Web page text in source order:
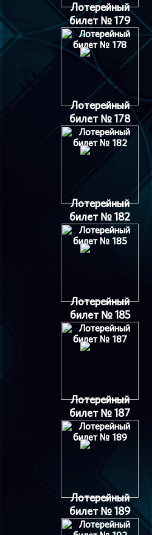
Лотерейный
билет № 179
Лотерейный
билет № 178
Лотерейный
билет № 182
Лотерейный
билет № 185
Лотерейный
билет № 187
Лотерейный
билет № 189